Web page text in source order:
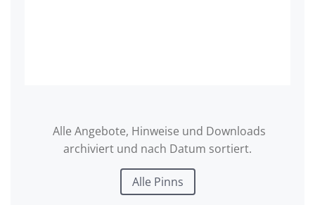
Alle Angebote, Hinweise und Downloads
archiviert und nach Datum sortiert.
Alle Pinns